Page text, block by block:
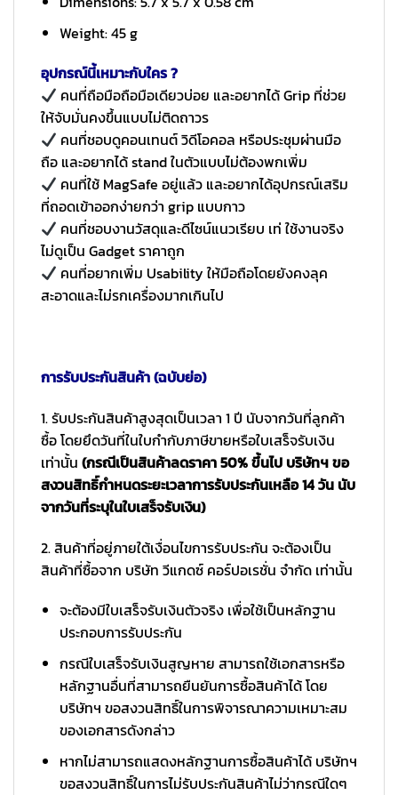
Weight: 45 g
อุปกรณ์นี้เหมาะกับใคร ?
คนที่ถือมือถือมือเดียวบ่อย และอยากได้ Grip ที่ช่วย
ให้จับมั่นคงขึ้นแบบไม่ติดถาวร
คนที่ชอบดูคอนเทนต์ วิดีโอคอล หรือประชุมผ่านมือ
ถือ และอยากได้ stand ในตัวแบบไม่ต้องพกเพิ่ม
คนที่ใช้ MagSafe อยู่แล้ว และอยากได้อุปกรณ์เสริม
ที่ถอดเข้าออกง่ายกว่า grip แบบกาว
คนที่ชอบงานวัสดุและดีไซน์แนวเรียบ เท่ ใช้งานจริง
ไม่ดูเป็น Gadget ราคาถูก
คนที่อยากเพิ่ม Usability ให้มือถือโดยยังคงลุค
สะอาดและไม่รกเครื่องมากเกินไป
การรับประกันสินค้า (ฉบับย่อ)
1. รับประกันสินค้าสูงสุดเป็นเวลา 1 ปี นับจากวันที่ลูกค้า
ซื้อ โดยยึดวันที่ในใบกำกับภาษีขายหรือใบเสร็จรับเงิน
เท่านั้น (กรณีเป็นสินค้าลดราคา 50% ขึ้นไป บริษัทฯ ขอ
สงวนสิทธิ์กำหนดระยะเวลาการรับประกันเหลือ 14 วัน นับ
จากวันที่ระบุในใบเสร็จรับเงิน)
2. สินค้าที่อยู่ภายใต้เงื่อนไขการรับประกัน จะต้องเป็น
สินค้าที่ซื้อจาก บริษัท วีแกดซ์ คอร์ปอเรชั่น จำกัด เท่านั้น
จะต้องมีใบเสร็จรับเงินตัวจริง เพื่อใช้เป็นหลักฐาน
ประกอบการรับประกัน
กรณีใบเสร็จรับเงินสูญหาย สามารถใช้เอกสารหรือ
หลักฐานอื่นที่สามารถยืนยันการซื้อสินค้าได้ โดย
บริษัทฯ ขอสงวนสิทธิ์ในการพิจารณาความเหมาะสม
ของเอกสารดังกล่าว
หากไม่สามารถแสดงหลักฐานการซื้อสินค้าได้ บริษัทฯ
ขอสงวนสิทธิ์ในการไม่รับประกันสินค้าไม่ว่ากรณีใดๆ